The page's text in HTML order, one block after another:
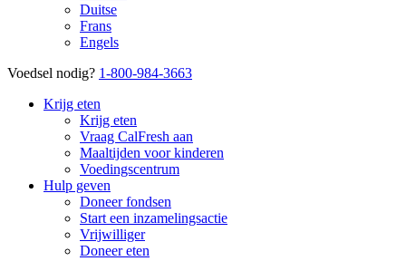
Duitse
Frans
Engels
Voedsel nodig? 1-800-984-3663
Krijg eten
Krijg eten
Vraag CalFresh aan
Maaltijden voor kinderen
Voedingscentrum
Hulp geven
Doneer fondsen
Start een inzamelingsactie
Vrijwilliger
Doneer eten